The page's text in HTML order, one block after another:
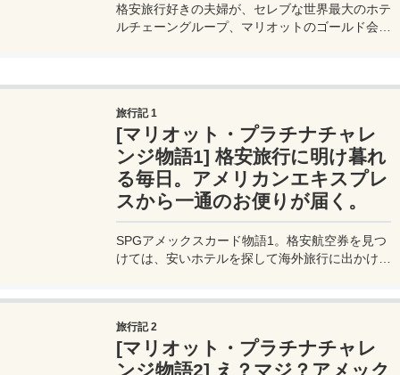
格安旅行好きの夫婦が、セレブな世界最大のホテ
ルチェーングループ、マリオットのゴールド会員
レンジ編】旅行記ブログをお届け♪
旅行記 1
[マリオット・プラチナチャレ
ンジ物語1] 格安旅行に明け暮れ
る毎日。アメリカンエキスプレ
スから一通のお便りが届く。
SPGアメックスカード物語1。格安航空券を見つ
けては、安いホテルを探して海外旅行に出かける
内容に、ミヅキのお得センサーがビビッと反応す
る。
旅行記 2
[マリオット・プラチナチャレ
ンジ物語2] え？マジ？アメック